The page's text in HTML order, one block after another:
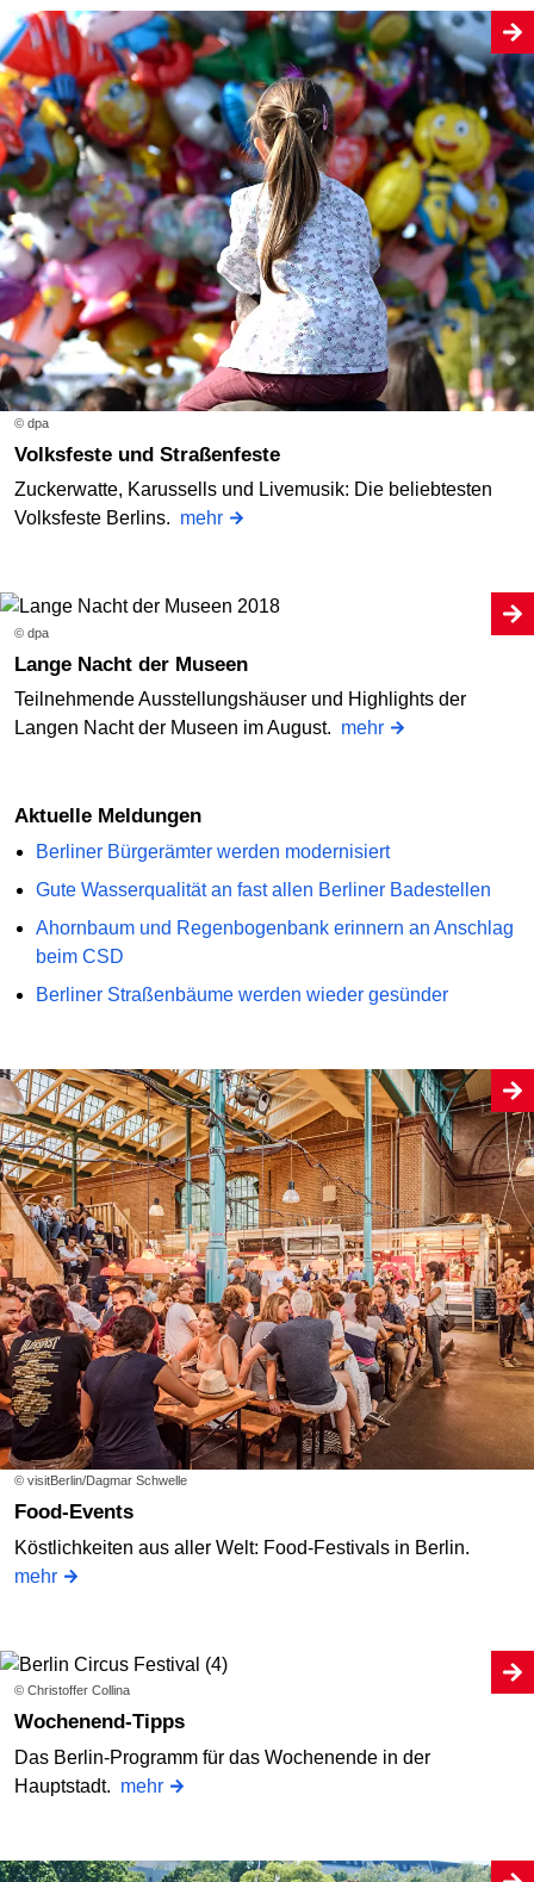
© dpa
Volksfeste und Straßenfeste
Zuckerwatte, Karussells und Livemusik: Die beliebtesten
Volksfeste Berlins. mehr
© dpa
Lange Nacht der Museen
Teilnehmende Ausstellungshäuser und Highlights der
Langen Nacht der Museen im August. mehr
Aktuelle Meldungen
Berliner Bürgerämter werden modernisiert
Gute Wasserqualität an fast allen Berliner Badestellen
Ahornbaum und Regenbogenbank erinnern an Anschlag
beim CSD
Berliner Straßenbäume werden wieder gesünder
© visitBerlin/Dagmar Schwelle
Food-Events
Köstlichkeiten aus aller Welt: Food-Festivals in Berlin.
mehr
© Christoffer Collina
Wochenend-Tipps
Das Berlin-Programm für das Wochenende in der
Hauptstadt. mehr